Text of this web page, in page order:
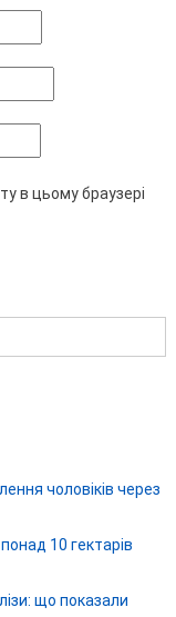
в цьому браузері
чоловіків через
10 гектарів
що показали